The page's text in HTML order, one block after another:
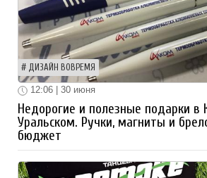
ДИЗАЙН ВОВРЕМЯ
12:06 | 30 июня
Недорогие и полезные подарки в
Уральском. Ручки, магниты и
бюджет